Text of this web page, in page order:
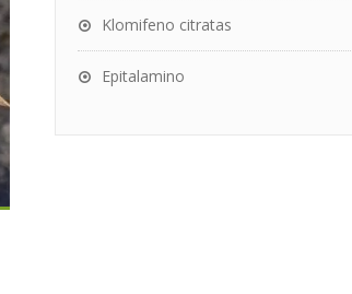
Klomifeno citratas
Epitalamino